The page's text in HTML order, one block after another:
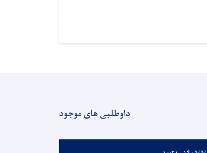
داوطلبی های موجود